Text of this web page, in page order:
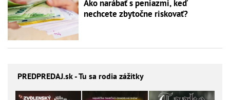
Ako narábať s peniazmi, keď
nechcete zbytočne riskovať?
PREDPREDAJ.sk - Tu sa rodia zážitky